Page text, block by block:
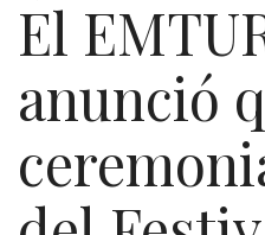
El
anunció